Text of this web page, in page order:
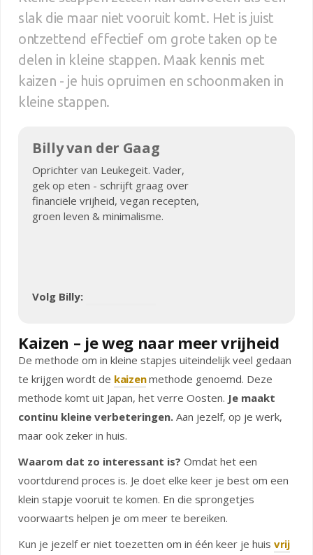
slak die maar niet vooruit komt. Het is juist
ontzettend effectief om grote taken op te
delen in kleine stappen. Maak kennis met
kaizen - je huis opruimen en schoonmaken in
kleine stappen.
Billy van der Gaag
Oprichter van Leukegeit. Vader,
gek op eten - schrijft graag over
financiële vrijheid, vegan recepten,
groen leven & minimalisme.
Volg Billy:
Kaizen – je weg naar meer vrijheid
De methode om in kleine stapjes uiteindelijk veel gedaan
te krijgen wordt de kaizenmethode genoemd. Deze
methode komt uit Japan, het verre Oosten. Je maakt
continu kleine verbeteringen. Aan jezelf, op je werk,
maar ook zeker in huis.
Waarom dat zo interessant is? Omdat het een
voortdurend proces is. Je doet elke keer je best om een
klein stapje vooruit te komen. En die sprongetjes
voorwaarts helpen je om meer te bereiken.
Kun je jezelf er niet toezetten om in één keer je huis vrij